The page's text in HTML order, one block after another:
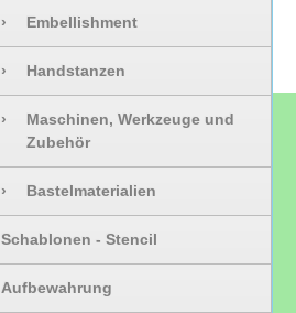
› Embellishment
› Handstanzen
›
Maschinen, Werkzeuge und
Zubehör
› Bastelmaterialien
Schablonen - Stencil
Aufbewahrung